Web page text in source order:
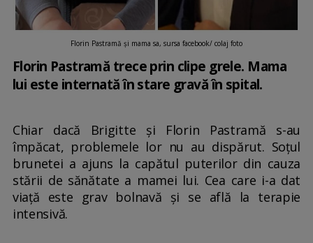
Florin Pastramă și mama sa, sursa facebook/ colaj foto
Florin Pastramă trece prin clipe grele. Mama
lui este internată în stare gravă în spital.
Chiar dacă Brigitte și Florin Pastramă s-au
împăcat, problemele lor nu au dispărut. Soțul
brunetei a ajuns la capătul puterilor din cauza
stării de sănătate a mamei lui. Cea care i-a dat
viață este grav bolnavă și se află la terapie
intensivă.